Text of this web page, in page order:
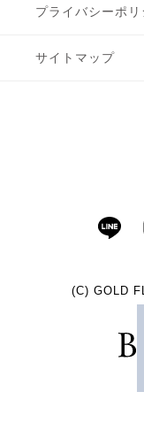
プライバシーポリ
サイトマップ
(C) GOLD